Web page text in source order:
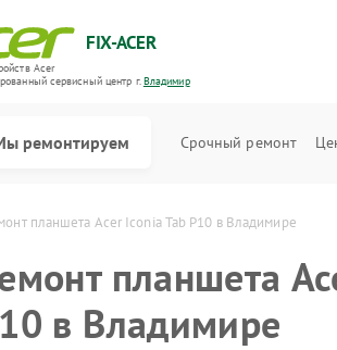
FIX-ACER
Acer
cервисный центр г.Владимир
ремонтируем Срочный ремонт
планшета Acer Iconia Tab P10 в Владимире
планшета
в Владимире